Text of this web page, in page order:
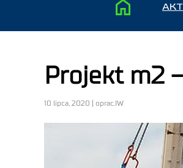
Projekt m2
10 lipca, 2020 | oprac.IW